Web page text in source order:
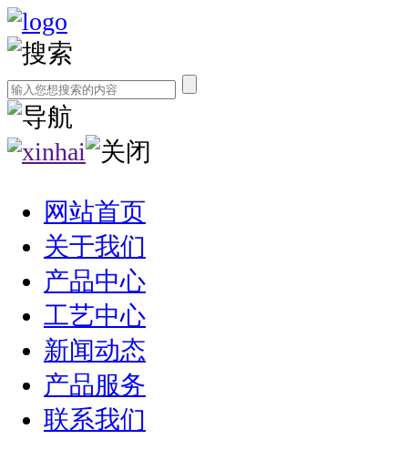
网站首页
关于我们
产品中心
工艺中心
新闻动态
产品服务
联系我们